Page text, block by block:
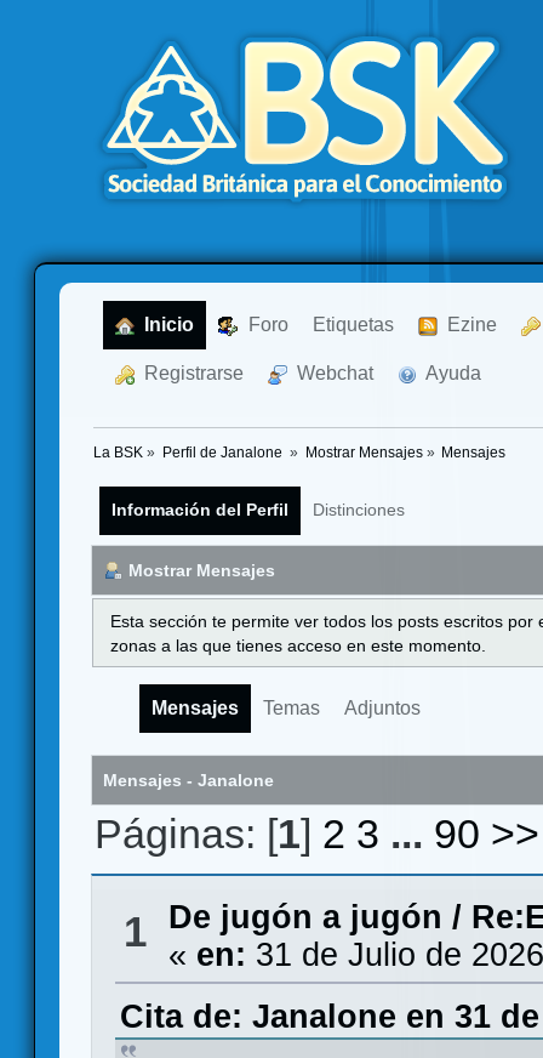
Inicio Foro Etiquetas Ezine
Registrarse Webchat Ayuda
La BSK » Perfil de Janalone » Mostrar Mensajes» Mensajes
Información del Perfil Distinciones
Mostrar Mensajes
Esta sección te permite ver todos los posts escritos
zonas a las que tienes acceso en este momento.
Mensajes Temas Adjuntos
Mensajes - Janalone
Páginas: [1] 2 3 ... 90 >>
1 De jugón a jugón /
« en: 31 de Julio de
Cita de: Janalone en 31